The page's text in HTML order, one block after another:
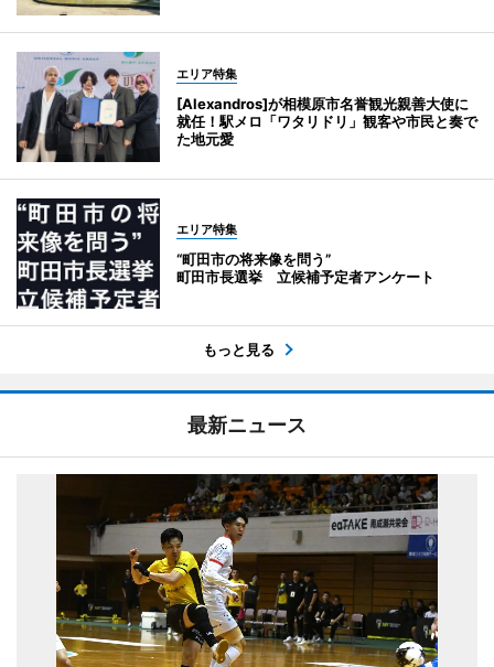
エリア特集
[Alexandros]が相模原市名誉観光親善大使に
就任！駅メロ「ワタリドリ」観客や市民と奏で
た地元愛
エリア特集
“町田市の将来像を問う”
町田市長選挙 立候補予定者アンケート
もっと見る
最新ニュース